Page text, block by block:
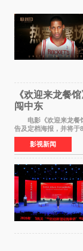
《欢迎来龙餐
闯中东
电影《欢迎来龙餐馆
告及定档海报，并将于
食大片，影片讲述的是
影视新闻